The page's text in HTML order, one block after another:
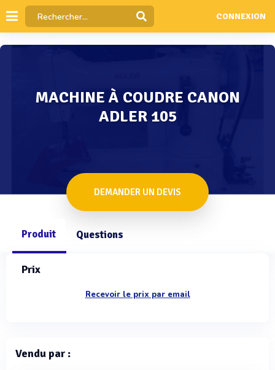
CONNEXION
MACHINE À COUDRE CANON
ADLER 105
DEMANDER UN DEVIS
Produit Questions
Prix
Recevoir le prix par email
Vendu par :